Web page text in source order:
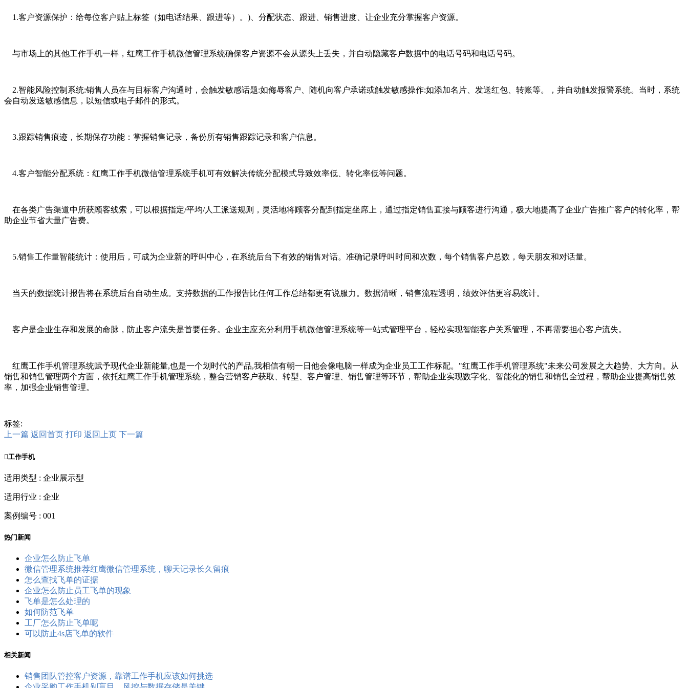
1.客户资源保护：给每位客户贴上标签（如电话结果、跟进等）。)、分配状态、跟进、销售进度、让企业充分掌握客户资源。
与市场上的其他工作手机一样，红鹰工作手机微信管理系统确保客户资源不会从源头上丢失，并自动隐藏客户数据中的电话号码和电话号码。
2.智能风险控制系统:销售人员在与目标客户沟通时，会触发敏感话题:如侮辱客户、随机向客户承诺或触发敏感操作:如添加名片、发送红包、转账等。，并自动触发报警系统。当时，系统
会自动发送敏感信息，以短信或电子邮件的形式。
3.跟踪销售痕迹，长期保存功能：掌握销售记录，备份所有销售跟踪记录和客户信息。
4.客户智能分配系统：红鹰工作手机微信管理系统手机可有效解决传统分配模式导致效率低、转化率低等问题。
在各类广告渠道中所获顾客线索，可以根据指定/平均/人工派送规则，灵活地将顾客分配到指定坐席上，通过指定销售直接与顾客进行沟通，极大地提高了企业广告推广客户的转化率，帮
助企业节省大量广告费。
5.销售工作量智能统计：使用后，可成为企业新的呼叫中心，在系统后台下有效的销售对话。准确记录呼叫时间和次数，每个销售客户总数，每天朋友和对话量。
当天的数据统计报告将在系统后台自动生成。支持数据的工作报告比任何工作总结都更有说服力。数据清晰，销售流程透明，绩效评估更容易统计。
客户是企业生存和发展的命脉，防止客户流失是首要任务。企业主应充分利用手机微信管理系统等一站式管理平台，轻松实现智能客户关系管理，不再需要担心客户流失。
红鹰工作手机管理系统赋予现代企业新能量,也是一个划时代的产品,我相信有朝一日他会像电脑一样成为企业员工工作标配。"红鹰工作手机管理系统"未来公司发展之大趋势、大方向。从
销售和销售管理两个方面，依托红鹰工作手机管理系统，整合营销客户获取、转型、客户管理、销售管理等环节，帮助企业实现数字化、智能化的销售和销售全过程，帮助企业提高销售效
率，加强企业销售管理。
标签:
上一篇 返回首页 打印 返回上页 下一篇
工作手机
适用类型 : 企业展示型
适用行业 : 企业
案例编号 : 001
热门新闻
企业怎么防止飞单
微信管理系统推荐红鹰微信管理系统，聊天记录长久留痕
怎么查找飞单的证据
企业怎么防止员工飞单的现象
飞单是怎么处理的
如何防范飞单
工厂怎么防止飞单呢
可以防止4s店飞单的软件
相关新闻
销售团队管控客户资源，靠谱工作手机应该如何挑选